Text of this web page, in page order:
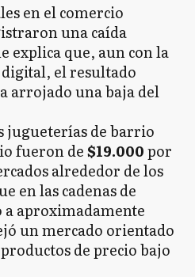
en el comercio
una caída
explica que, aun con la
el resultado
arrojado una baja del
jugueterías de barrio
fueron de$19.000por
alrededor de los
en las cadenas de
aproximadamente
un mercado orientado
de precio bajo